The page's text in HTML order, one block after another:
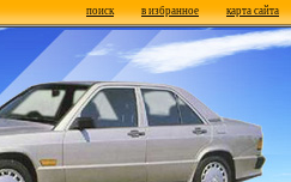
поиск в избранное карта сайта